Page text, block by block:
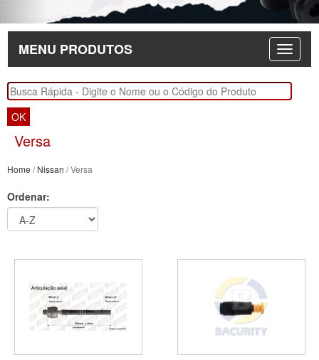
MENU PRODUTOS
OK
Versa
Home /Nissan / Versa
Ordenar: